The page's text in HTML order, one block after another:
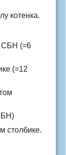
котенка.
СБН (=6
(=12
столбике.